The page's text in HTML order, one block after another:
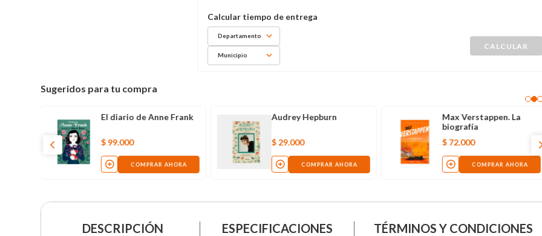
Departamento
Municipio
Sugeridos para tu compra
Max Verstappen. La
$72.000
COMPRAR AHORA
Celda de aislamiento
$105.000
COMPRAR AHORA
A propósito de
Shakespeare: el genio y
la misión del arte
$19.900
COMPRAR AHORA
DESCRIPCIÓN ESPECIFICACIONES TÉRMINOS Y CONDICIONES